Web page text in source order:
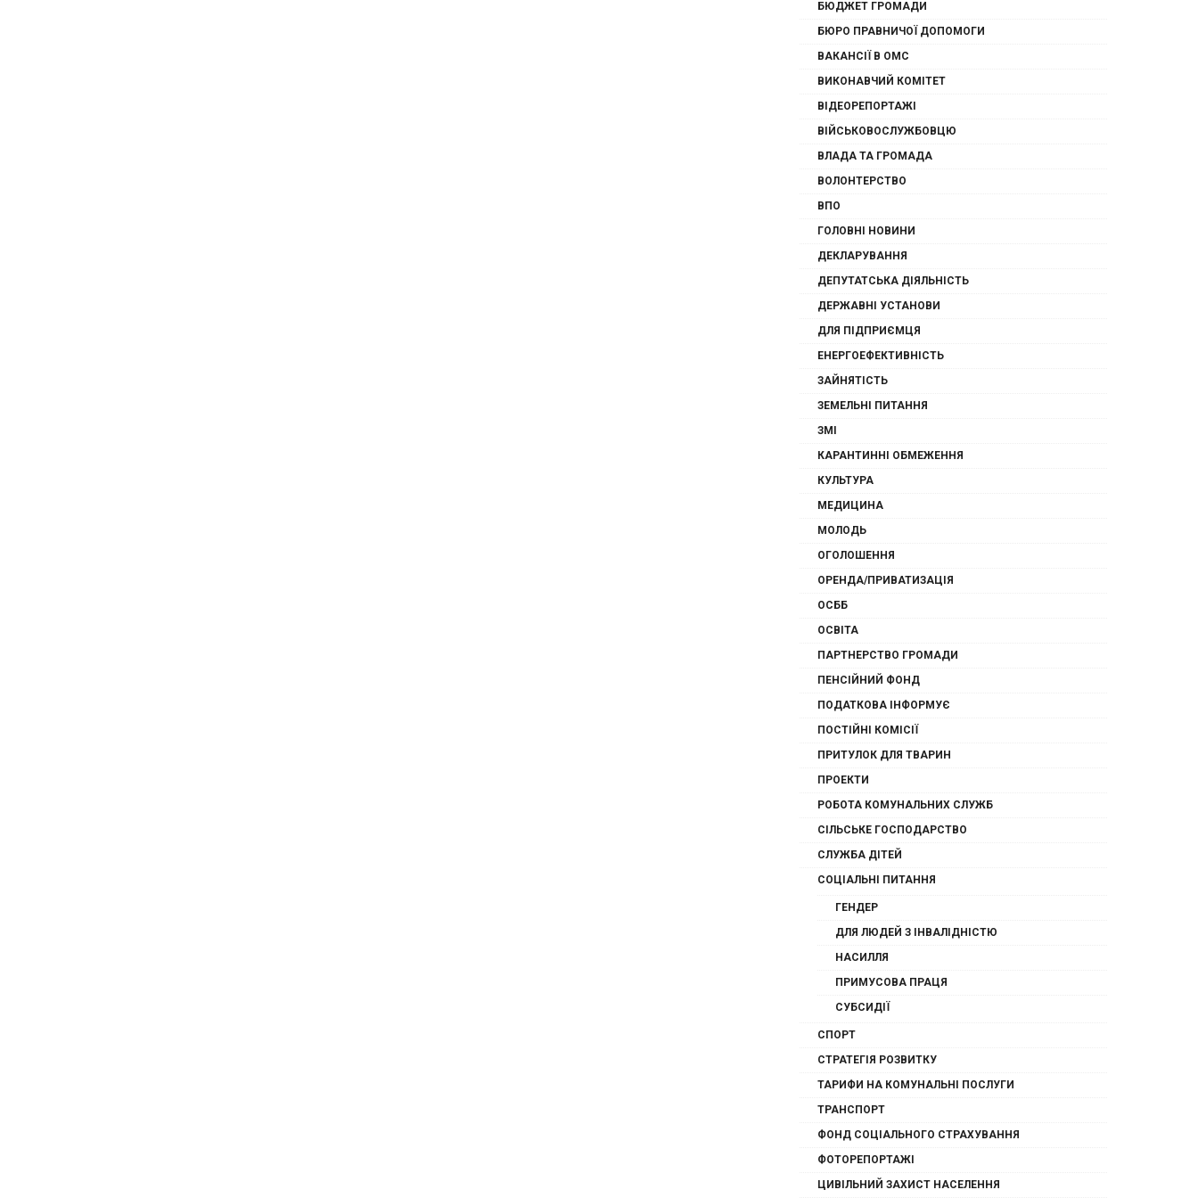
БЮДЖЕТ ГРОМАДИ
БЮРО ПРАВНИЧОЇ ДОПОМОГИ
ВАКАНСІЇ В ОМС
ВИКОНАВЧИЙ КОМІТЕТ
ВІДЕОРЕПОРТАЖІ
ВІЙСЬКОВОСЛУЖБОВЦЮ
ВЛАДА ТА ГРОМАДА
ВОЛОНТЕРСТВО
ВПО
ГОЛОВНІ НОВИНИ
ДЕКЛАРУВАННЯ
ДЕПУТАТСЬКА ДІЯЛЬНІСТЬ
ДЕРЖАВНІ УСТАНОВИ
ДЛЯ ПІДПРИЄМЦЯ
ЕНЕРГОЕФЕКТИВНІСТЬ
ЗАЙНЯТІСТЬ
ЗЕМЕЛЬНІ ПИТАННЯ
ЗМІ
КАРАНТИННІ ОБМЕЖЕННЯ
КУЛЬТУРА
МЕДИЦИНА
МОЛОДЬ
ОГОЛОШЕННЯ
ОРЕНДА/ПРИВАТИЗАЦІЯ
ОСББ
ОСВІТА
ПАРТНЕРСТВО ГРОМАДИ
ПЕНСІЙНИЙ ФОНД
ПОДАТКОВА ІНФОРМУЄ
ПОСТІЙНІ КОМІСІЇ
ПРИТУЛОК ДЛЯ ТВАРИН
ПРОЕКТИ
РОБОТА КОМУНАЛЬНИХ СЛУЖБ
СІЛЬСЬКЕ ГОСПОДАРСТВО
СЛУЖБА ДІТЕЙ
СОЦІАЛЬНІ ПИТАННЯ
ГЕНДЕР
ДЛЯ ЛЮДЕЙ З ІНВАЛІДНІСТЮ
НАСИЛЛЯ
ПРИМУСОВА ПРАЦЯ
СУБСИДІЇ
СПОРТ
СТРАТЕГІЯ РОЗВИТКУ
ТАРИФИ НА КОМУНАЛЬНІ ПОСЛУГИ
ТРАНСПОРТ
ФОНД СОЦІАЛЬНОГО СТРАХУВАННЯ
ФОТОРЕПОРТАЖІ
ЦИВІЛЬНИЙ ЗАХИСТ НАСЕЛЕННЯ